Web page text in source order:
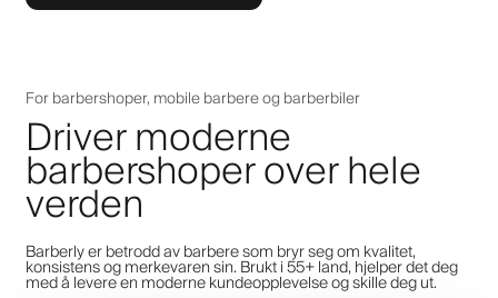
For barbershoper, mobile barbere og barberbiler
Driver moderne
barbershoper over hele
verden
Barberly er betrodd av barbere som bryr seg om kvalitet,
konsistens og merkevaren sin. Brukt i 55+ land, hjelper det deg
med å levere en moderne kundeopplevelse og skille deg ut.